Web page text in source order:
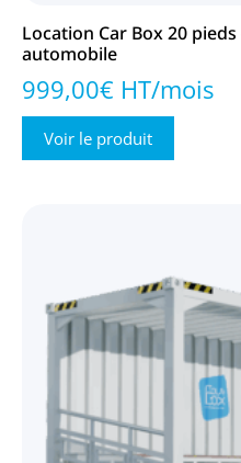
Location Car Box 20
automobile
999,00€ HT/mois
Voir le produit